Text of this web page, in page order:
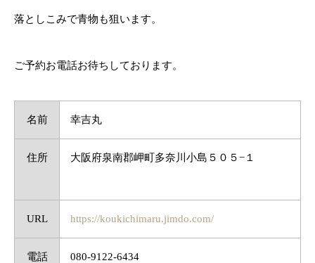
落としこみで青物も狙います。
ご予約お電話お待ちしております。
名前 幸吉丸
住所 大阪府泉南郡岬町多奈川小島５０５−１
URL https://koukichimaru.jimdo.com/
電話 080-9122-6434